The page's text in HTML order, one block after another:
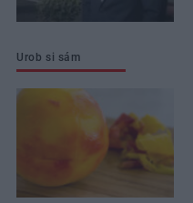
Urob si sám